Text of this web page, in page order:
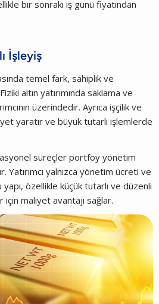
bir sonraki iş günü fiyatından
İşleyiş
temel fark, sahiplik ve
altın yatırımında saklama ve
üzerindedir. Ayrıca işçilik ve
yaratır ve büyük tutarlı işlemlerde
süreçler portföy yönetim
Yatırımcı yalnızca yönetim ücreti ve
özellikle küçük tutarlı ve düzenli
için maliyet avantajı sağlar.